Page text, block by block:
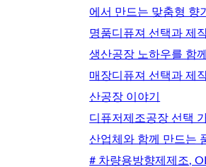
에서 만드는 맞춤형 향
명품디퓨져 선택과 제
생산공장 노하우를 함
매장디퓨져 선택과 제
산공장 이야기
디퓨저제조공장 선택
산업체와 함께 만드는
# 차량용방향제제조,